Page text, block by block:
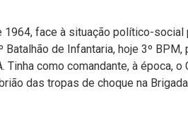
1964, face à situação político-social
Batalhão de Infantaria, hoje 3º
Tinha como comandante, à época, o
das tropas de choque na